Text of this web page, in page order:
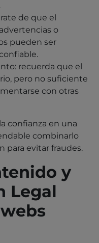
de que el
o
pueden ser
recuerda que el
pero no suficiente
con otras
confianza en una
combinarlo
para evitar fraudes.
y
Legal